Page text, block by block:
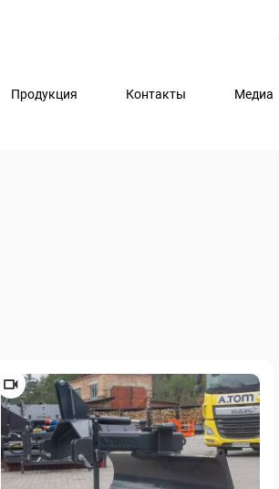
Продукция Контакты Медиа